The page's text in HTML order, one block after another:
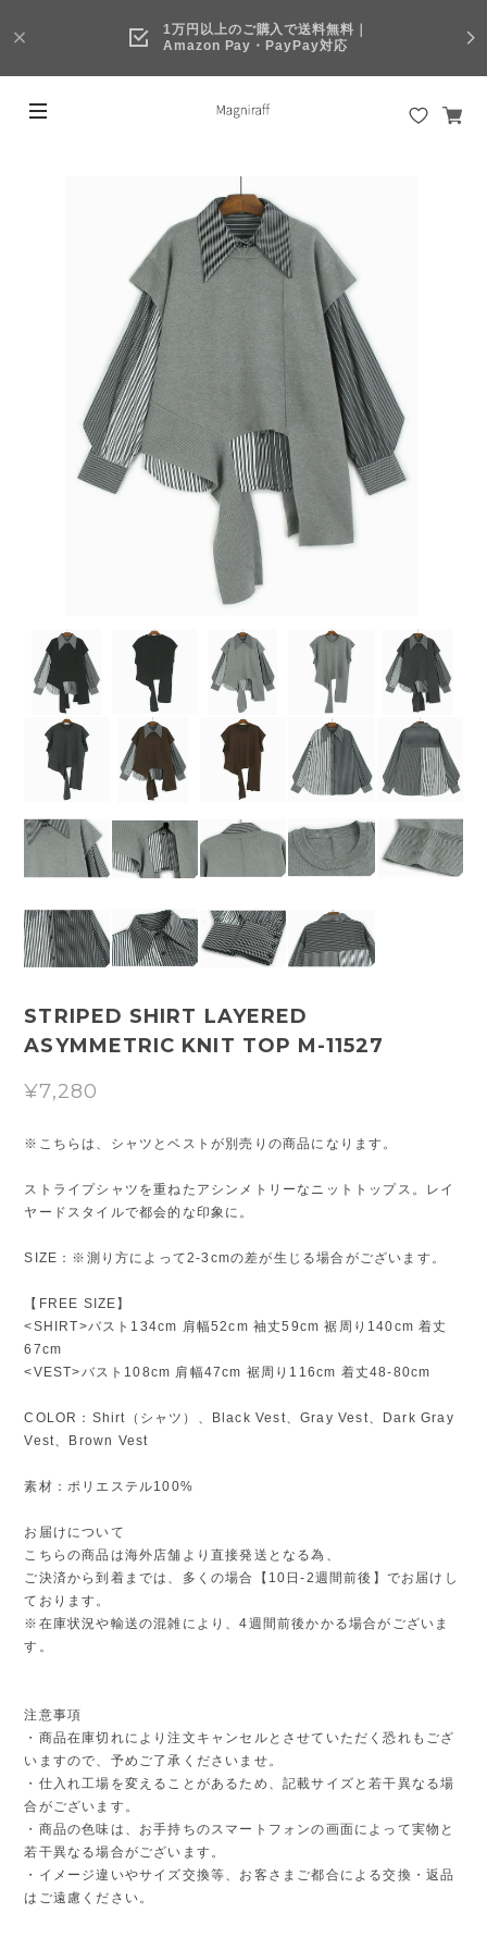
1万円以上のご購入で送料無料｜
Amazon Pay・PayPay対応
STRIPED SHIRT LAYERED
ASYMMETRIC KNIT TOP M-11527
¥7,280
※こちらは、シャツとベストが別売りの商品になります。
ストライプシャツを重ねたアシンメトリーなニットトップス。レイ
ヤードスタイルで都会的な印象に。
SIZE：※測り方によって2-3cmの差が生じる場合がございます。
【FREE SIZE】
<SHIRT>バスト134cm 肩幅52cm 袖丈59cm 裾周り140cm 着丈
67cm
<VEST>バスト108cm 肩幅47cm 裾周り116cm 着丈48-80cm
COLOR：Shirt（シャツ）、Black Vest、Gray Vest、Dark Gray
Vest、Brown Vest
素材：ポリエステル100%
お届けについて
こちらの商品は海外店舗より直接発送となる為、
ご決済から到着までは、多くの場合【10日-2週間前後】でお届けし
ております。
※在庫状況や輸送の混雑により、4週間前後かかる場合がございま
す。
注意事項
・商品在庫切れにより注文キャンセルとさせていただく恐れもござ
いますので、予めご了承くださいませ。
・仕入れ工場を変えることがあるため、記載サイズと若干異なる場
合がございます。
・商品の色味は、お手持ちのスマートフォンの画面によって実物と
若干異なる場合がございます。
・イメージ違いやサイズ交換等、お客さまご都合による交換・返品
はご遠慮ください。